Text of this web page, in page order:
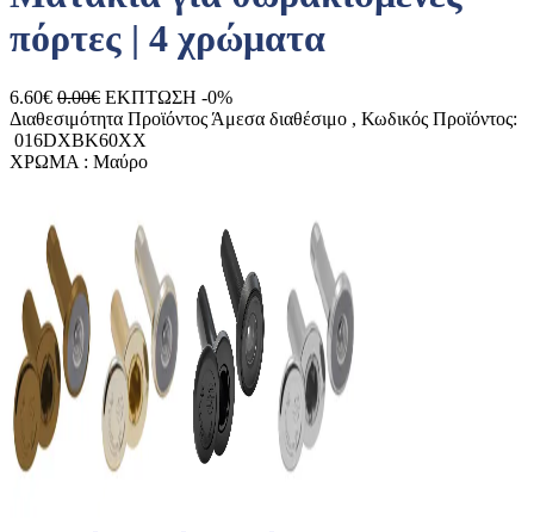
πόρτες | 4 χρώματα
6.60€ 0.00€ ΕΚΠΤΩΣΗ -0%
Διαθεσιμότητα Προϊόντος Άμεσα διαθέσιμο , Κωδικός Προϊόντος:
016DXBK60XX
ΧΡΩΜΑ : Μαύρο